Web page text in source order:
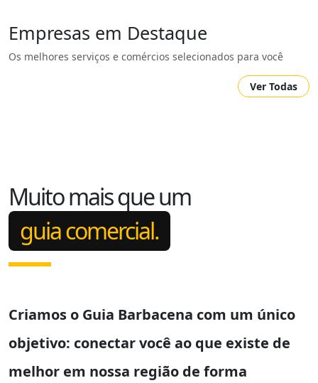
Empresas em Destaque
Os melhores serviços e comércios selecionados para você
Ver Todas
Muito mais que um
guia comercial.
Criamos o Guia Barbacena com um único
objetivo: conectar você ao que existe de
melhor em nossa região de forma